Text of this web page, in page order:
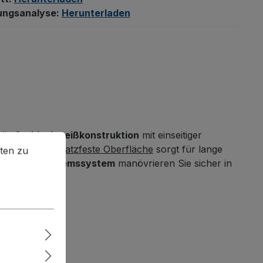
Herunterladen
Stahlschweißkonstruktion mit einseitiger
schlag- und kratzfeste Oberfläche sorgt für lange
Bremssystem manövrieren Sie sicher in
zu können.
Mehr Informationen ...
zu